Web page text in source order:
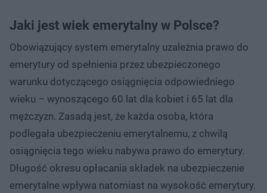
Jaki jest wiek emerytalny w Polsce?
Obowiązujący system emerytalny uzależnia prawo do
emerytury od spełnienia przez ubezpieczonego
warunku dotyczącego osiągnięcia odpowiedniego
wieku – wynoszącego 60 lat dla kobiet i 65 lat dla
mężczyzn. Zasadą jest, że każda osoba, która
podlegała ubezpieczeniu emerytalnemu, z chwilą
osiągnięcia tego wieku nabywa prawo do emerytury.
Długość okresu opłacania składek na ubezpieczenie
emerytalne wpływa natomiast na wysokość emerytury.